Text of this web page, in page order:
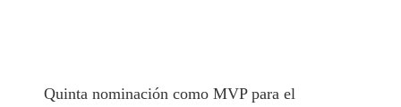
Quinta nominación como MVP para el